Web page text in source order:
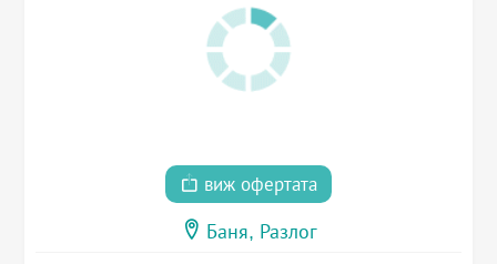
виж офертата
Баня, Разлог